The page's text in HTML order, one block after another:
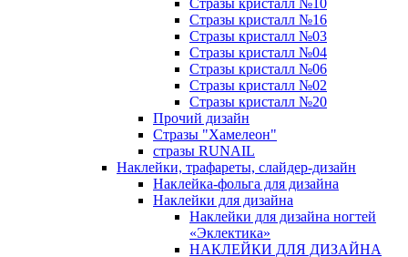
Стразы кристалл №10
Стразы кристалл №16
Стразы кристалл №03
Стразы кристалл №04
Стразы кристалл №06
Стразы кристалл №02
Стразы кристалл №20
Прочий дизайн
Стразы "Хамелеон"
стразы RUNAIL
Наклейки, трафареты, слайдер-дизайн
Наклейка-фольга для дизайна
Наклейки для дизайна
Наклейки для дизайна ногтей
«Эклектика»
НАКЛЕЙКИ ДЛЯ ДИЗАЙНА